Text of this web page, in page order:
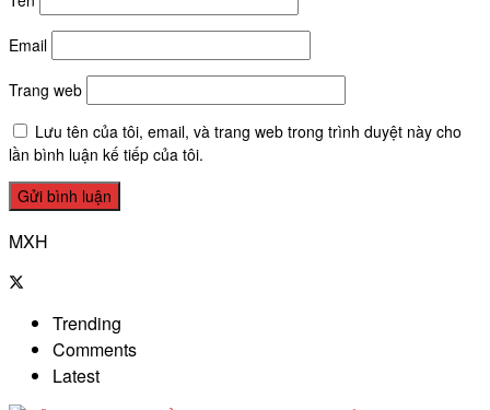
Email
Trang web
Lưu tên của tôi, email, và trang web trong trình duyệt này cho
lần bình luận kế tiếp của tôi.
MXH
Trending
Comments
Latest